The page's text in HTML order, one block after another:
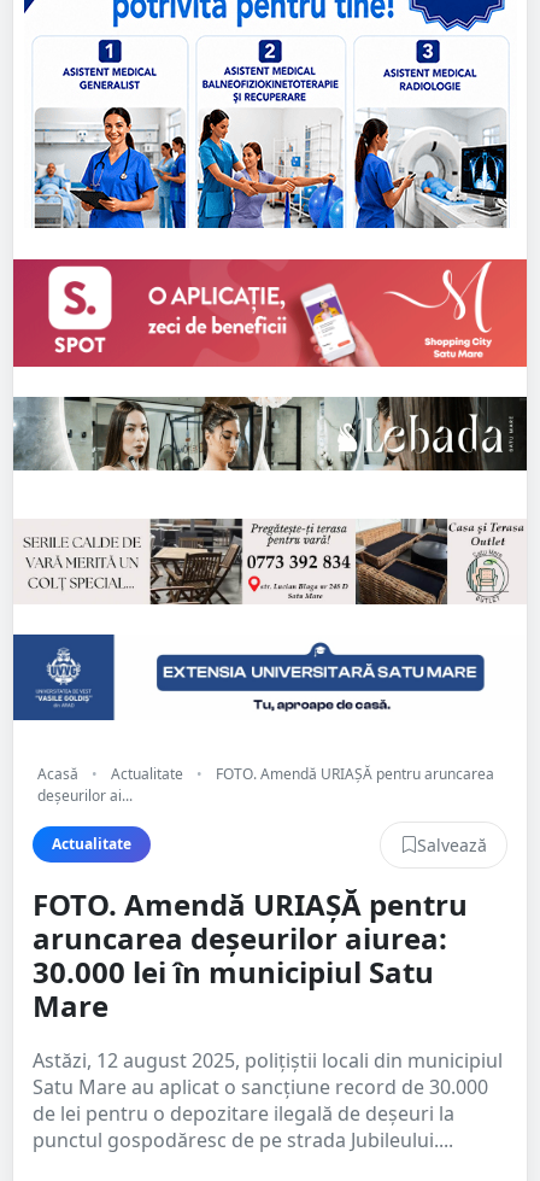
Acasă • Actualitate •
FOTO. Amendă URIAȘĂ pentru aruncarea
deșeurilor ai...
Actualitate Salvează
FOTO. Amendă URIAȘĂ pentru
aruncarea deșeurilor aiurea:
30.000 lei în municipiul Satu
Mare
Astăzi, 12 august 2025, polițiștii locali din municipiul
Satu Mare au aplicat o sancțiune record de 30.000
de lei pentru o depozitare ilegală de deșeuri la
punctul gospodăresc de pe strada Jubileului....